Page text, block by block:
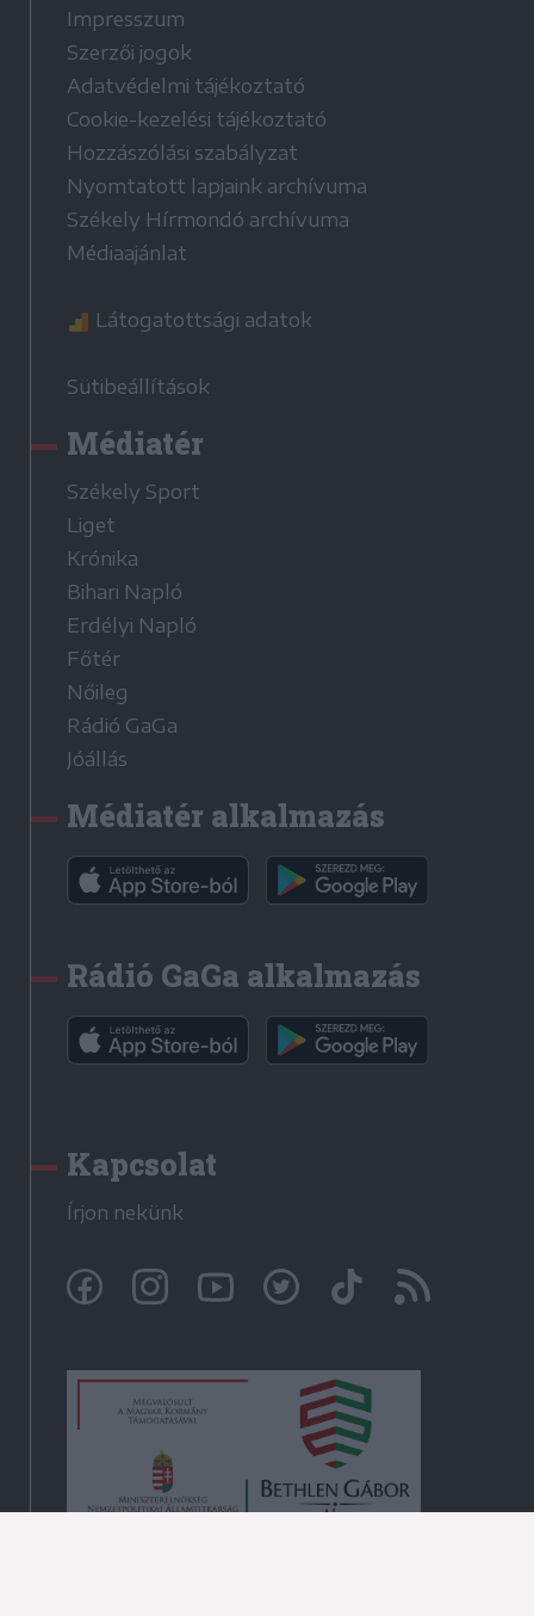
Impresszum
Szerzői jogok
Adatvédelmi tájékoztató
Cookie-kezelési tájékoztató
Hozzászólási szabályzat
Nyomtatott lapjaink archívuma
Székely Hírmondó archívuma
Médiaajánlat
Látogatottsági adatok
Sütibeállítások
Médiatér
Székely Sport
Liget
Krónika
Bihari Napló
Erdélyi Napló
Főtér
Nőileg
Rádió GaGa
Jóállás
Médiatér alkalmazás
Rádió GaGa alkalmazás
Kapcsolat
Írjon nekünk